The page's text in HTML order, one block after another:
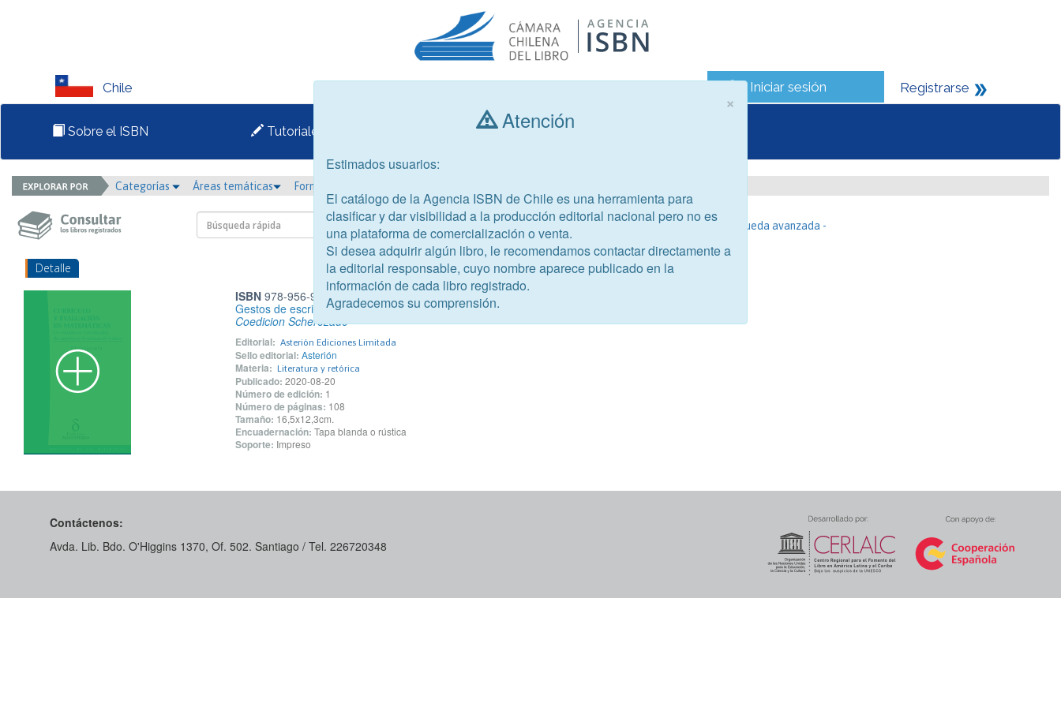
Chile Iniciar sesión Registrarse
Sobre el ISBN Tutoriales Consultar libros
Categorías Áreas temáticas Formato
- Búsqueda avanzada -
Detalle
ISBN978-956-9985-59-1
Gestos de escritura
Coedicion Scherezade
Editorial: Asterión Ediciones Limitada
Sello editorial: Asterión
Materia: Literatura y retórica
Publicado: 2020-08-20
Número de edición: 1
Número de páginas: 108
Tamaño: 16,5x12,3cm.
Encuadernación: Tapa blanda o rústica
Soporte: Impreso
Contáctenos:
Avda. Lib. Bdo. O'Higgins 1370, Of. 502. Santiago / Tel. 226720348
×
Atención
Estimados usuarios:
El catálogo de la Agencia ISBN de Chile es una herramienta para
clasificar y dar visibilidad a la producción editorial nacional pero no es
una plataforma de comercialización o venta.
Si desea adquirir algún libro, le recomendamos contactar directamente a
la editorial responsable, cuyo nombre aparece publicado en la
información de cada libro registrado.
Agradecemos su comprensión.